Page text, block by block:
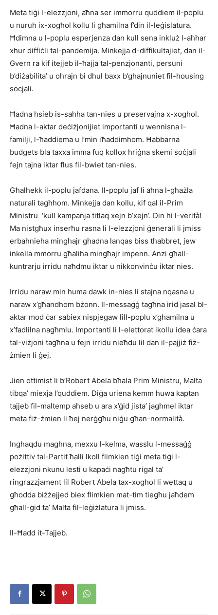
Meta tiġi l-elezzjoni, aħna ser immorru quddiem il-poplu
u nuruh ix-xogħol kollu li għamilna f’din il-leġislatura.
Ħdimna u l-poplu esperjenza dan kull sena inkluż l-aħħar
xhur diffiċli tal-pandemija. Minkejja d-diffikultajiet, dan il-
Gvern ra kif itejjeb il-ħajja tal-penzjonanti, persuni
b’diżabilita’ u oħrajn bi dhul baxx b’għajnuniet fil-housing
socjali.
Ħadna ħsieb is-saħħa tan-nies u preservajna x-xogħol.
Ħadna l-aktar deċiżjonijiet importanti u wennisna l-
familji, l-ħaddiema u l’min iħaddimhom. Ħabbarna
budgets bla taxxa imma fuq kollox ħriġna skemi soċjali
fejn tajna iktar flus fil-bwiet tan-nies.
Għalhekk il-poplu jafdana. Il-poplu jaf li aħna l-għażla
naturali tagħhom. Minkejja dan kollu, kif qal il-Prim
Ministru ‘kull kampanja titlaq xejn b’xejn’. Din hi l-verità!
Ma nistgħux inserħu rasna li l-elezzjoni ġenerali li jmiss
erbaħnieha mingħajr għadna lanqas biss tħabbret, jew
inkella mmorru għaliha mingħajr impenn. Anzi għall-
kuntrarju irridu naħdmu iktar u nikkonvinċu iktar nies.
Irridu naraw min huma dawk in-nies li stajna nqasna u
naraw x’għandhom bżonn. Il-messaġġ tagħna irid jasal bl-
aktar mod ċar sabiex nispjegaw lill-poplu x’għamilna u
x’fadlilna nagħmlu. Importanti li l-elettorat ikollu idea ċara
tal-viżjoni tagħna u fejn irridu nieħdu lil dan il-pajjiż fiż-
żmien li ġej.
Jien ottimist li b’Robert Abela bħala Prim Ministru, Malta
tibqa’ miexja l’quddiem. Diġa uriena kemm huwa kaptan
tajjeb fil-maltemp aħseb u ara x’ġid jista’ jagħmel iktar
meta fiż-żmien li ħej nerġgħu niġu għan-normalità.
Ingħaqdu magħna, mexxu l-kelma, wasslu l-messaġġ
pożittiv tal-Partit ħalli lkoll flimkien tiġi meta tiġi l-
elezzjoni nkunu lesti u kapaċi nagħtu rigal ta’
ringrazzjament lil Robert Abela tax-xogħol li wettaq u
għodda biżżejjed biex flimkien mat-tim tiegħu jaħdem
għall-ġid ta’ Malta fil-leġiżlatura li jmiss.
Il-Ħadd it-Tajjeb.